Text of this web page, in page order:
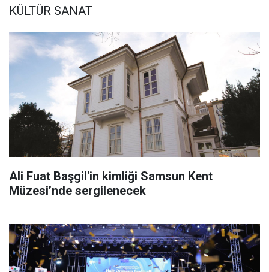
KÜLTÜR SANAT
Ali Fuat Başgil'in kimliği Samsun Kent
Müzesi’nde sergilenecek